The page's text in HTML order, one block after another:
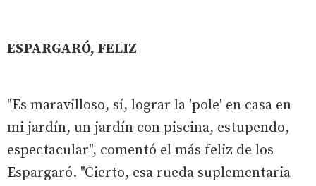
ESPARGARÓ, FELIZ
"Es maravilloso, sí, lograr la 'pole' en casa en
mi jardín, un jardín con piscina, estupendo,
espectacular", comentó el más feliz de los
Espargaró. "Cierto, esa rueda suplementaria